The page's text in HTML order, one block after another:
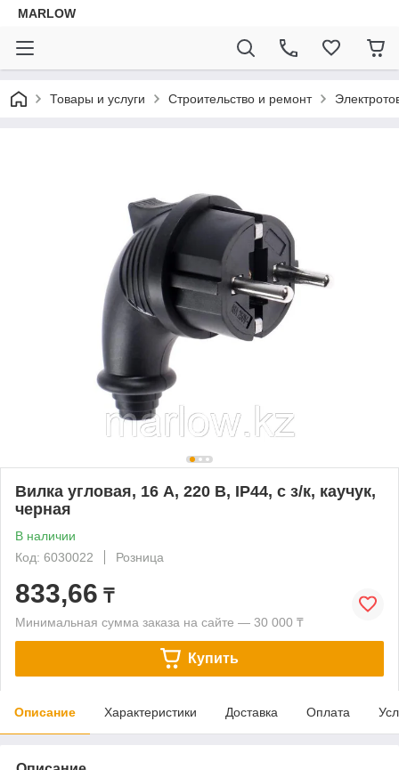
MARLOW
Товары и услуги Строительство и ремонт
Вилка угловая, 16 A, 220 В, IP44, с з/к, каучук,
черная
В наличии
Код: 6030022
Розница
833,66 ₸
Минимальная сумма заказа на сайте — 30 000 ₸
Купить
Описание Характеристики Доставка Оплата